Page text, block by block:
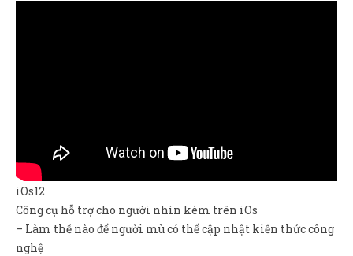
iOs12
Công cụ hỗ trợ cho người nhìn kém trên iOs
– Làm thế nào để người mù có thể cập nhật kiến thức công
nghệ